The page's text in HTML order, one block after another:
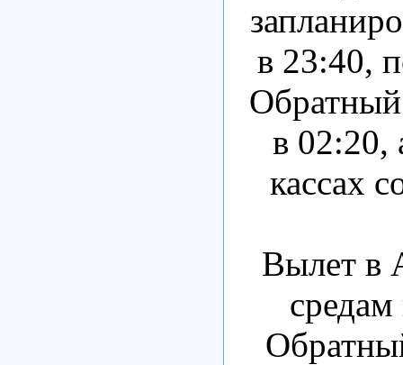
в 23:40,
Обратный
в 02:20,
кассах
Вылет в